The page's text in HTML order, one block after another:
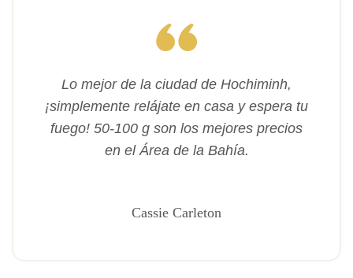
Lo mejor de la ciudad de Hochiminh,
¡simplemente relájate en casa y espera tu
fuego! 50-100 g son los mejores precios
en el Área de la Bahía.
Cassie Carleton